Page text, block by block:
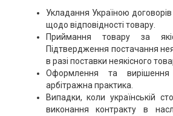
Укладання Україною
щодо відповідності товару.
Приймання товару за
Підтвердження постачання
в разі поставки неякісного
Оформлення та вирішення
арбітражна практика.
Випадки, коли українській
виконання контракту в